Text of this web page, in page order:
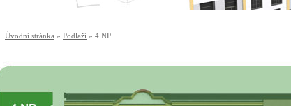
Úvodní stránka » Podlaží » 4.NP